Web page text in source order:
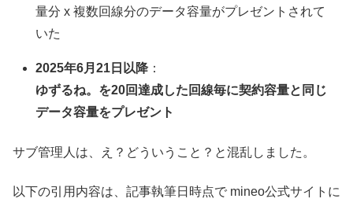
量分 x 複数回線分のデータ容量がプレゼントされて
いた
2025年6月21日以降 ：
ゆずるね。を20回達成した回線毎に契約容量と同じ
データ容量をプレゼント
サブ管理人は、え？どういうこと？と混乱しました。
以下の引用内容は、記事執筆日時点で mineo公式サイトに